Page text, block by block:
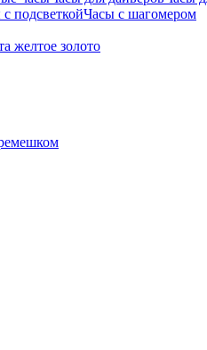
подсветкойЧасы с шагомером
желтое золото